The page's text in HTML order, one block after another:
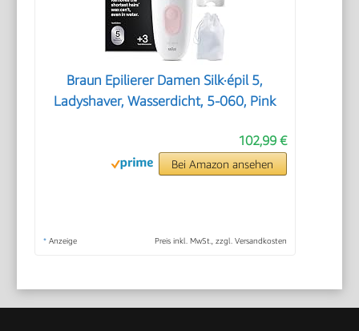
Braun Epilierer Damen Silk·épil 5,
Ladyshaver, Wasserdicht, 5-060, Pink
102,99 €
Bei Amazon ansehen
* Anzeige Preis inkl. MwSt., zzgl. Versandkosten